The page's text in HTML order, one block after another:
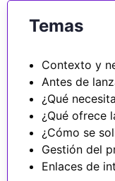
Temas
Contexto y
Antes de
¿Qué
¿Qué ofrece
¿Cómo se
Gestión del
Enlaces de